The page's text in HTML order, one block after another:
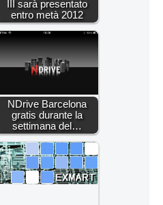
III sarà presentato
entro metà 2012
NDrive Barcelona
gratis durante la
settimana del…